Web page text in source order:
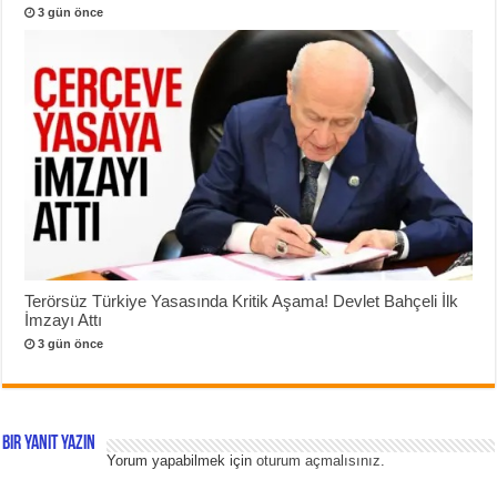
3 gün önce
Terörsüz Türkiye Yasasında Kritik Aşama! Devlet Bahçeli İlk
İmzayı Attı
3 gün önce
Bir yanıt yazın
Yorum yapabilmek içinoturum açmalısınız.